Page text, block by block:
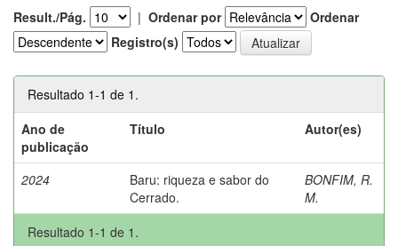
Result./Pág. | Ordenar por
Ordenar
Registro(s)
Resultado 1-1 de 1.
Ano de
publicação
Título Autor(es)
2024
Baru: riqueza e sabor do
Cerrado.
BONFIM, R.
M.
Resultado 1-1 de 1.